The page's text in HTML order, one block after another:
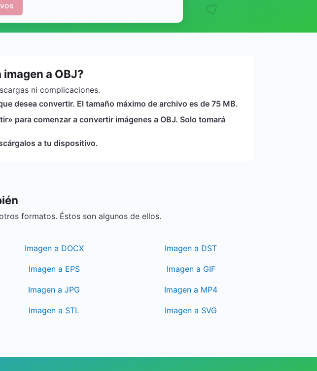
a OBJ?
ni complicaciones.
desea convertir. El tamaño máximo de archivo es de 75 MB.
para comenzar a convertir imágenes a OBJ. Solo tomará
a tu dispositivo.
formatos. Éstos son algunos de ellos.
Imagen a DOCX Imagen a DST
Imagen a EPS Imagen a GIF
Imagen a JPG Imagen a MP4
Imagen a STL Imagen a SVG